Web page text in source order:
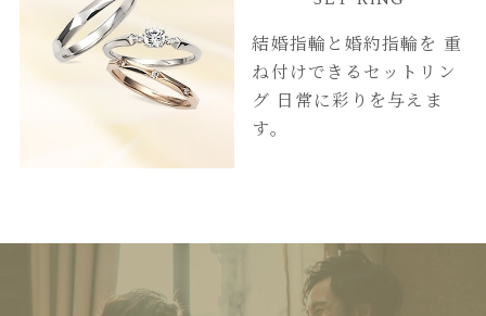
結婚指輪と婚約指輪を 重
ね付けできるセットリン
グ 日常に彩りを与えま
す。